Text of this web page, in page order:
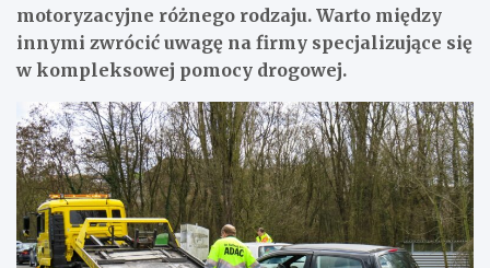
motoryzacyjne różnego rodzaju. Warto między
innymi zwrócić uwagę na firmy specjalizujące się
w kompleksowej pomocy drogowej.